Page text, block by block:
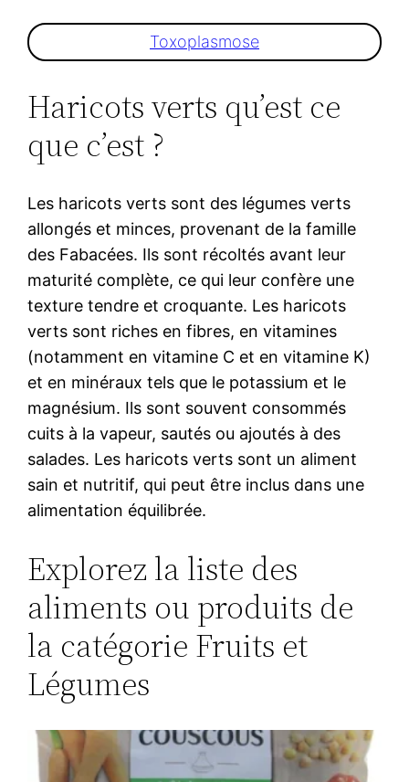
Toxoplasmose
Haricots verts qu’est ce
que c’est ?
Les haricots verts sont des légumes verts
allongés et minces, provenant de la famille
des Fabacées. Ils sont récoltés avant leur
maturité complète, ce qui leur confère une
texture tendre et croquante. Les haricots
verts sont riches en fibres, en vitamines
(notamment en vitamine C et en vitamine K)
et en minéraux tels que le potassium et le
magnésium. Ils sont souvent consommés
cuits à la vapeur, sautés ou ajoutés à des
salades. Les haricots verts sont un aliment
sain et nutritif, qui peut être inclus dans une
alimentation équilibrée.
Explorez la liste des
aliments ou produits de
la catégorie Fruits et
Légumes